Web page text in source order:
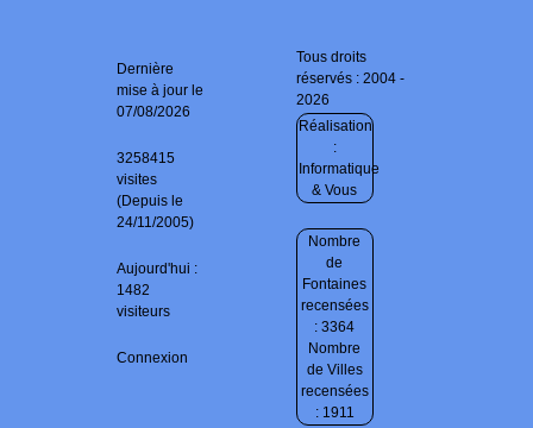
Dernière
mise à jour le
07/08/2026
3258415
visites
(Depuis le
24/11/2005)
Aujourd'hui :
1482
visiteurs
Connexion
Tous droits
réservés : 2004 -
2026
Réalisation
:
Informatique
& Vous
Nombre
de
Fontaines
recensées
: 3364
Nombre
de Villes
recensées
: 1911